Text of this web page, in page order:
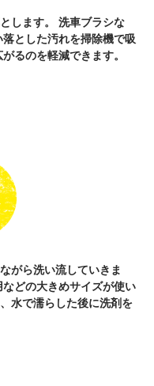
します。 洗車ブラシな
落とした汚れを掃除機で吸
るのを軽減できます。
がら洗い流していきま
どの大きめサイズが使い
水で濡らした後に洗剤を